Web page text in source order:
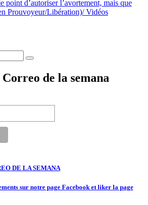
point d’autoriser l’avortement, mais que
Prouvoyeur/Libération)/ Vidéos
Search
Correo de la semana
DE LA SEMANA
sur notre page Facebook et liker la page